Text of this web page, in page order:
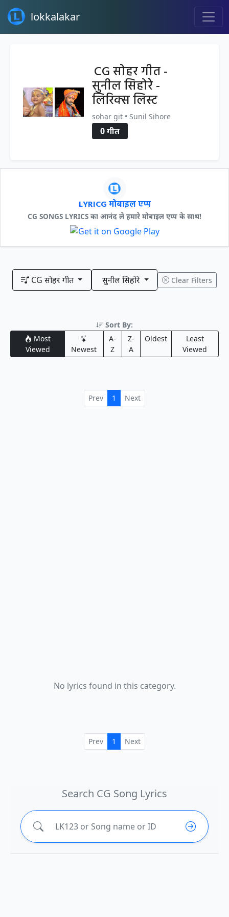
lokkalakar
CG सोहर गीत -
सुनील सिहोरे -
लिरिक्स लिस्ट
sohar git • Sunil Sihore
0 गीत
LYRICG मोबाइल एप्प
CG SONGS LYRICS का आनंद ले हमारे मोबाइल एप्प के साथ!
CG सोहर गीत सुनील सिहोरे Clear Filters
Sort By:
Most
Viewed
Newest
A-
Z
Z-
A
Oldest
Least
Viewed
Prev 1 Next
No lyrics found in this category.
Prev 1 Next
Search CG Song Lyrics